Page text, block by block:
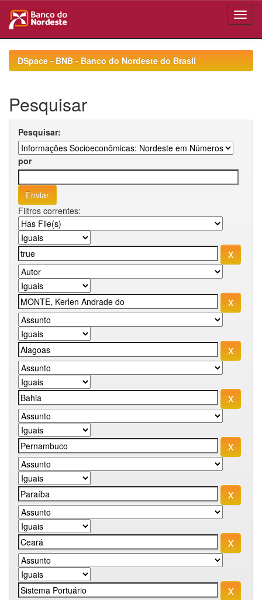
navigationDSpace - BNB - Banco do Nordeste do Brasil
Pesquisar
Pesquisar:
por
Filtros correntes: